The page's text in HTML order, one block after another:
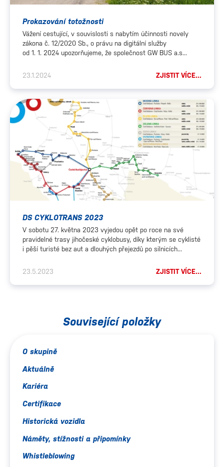
Prokazování totožnosti
Vážení cestující, v souvislosti s nabytím účinnosti novely
zákona č. 12/2020 Sb., o právu na digitální služby
od 1. 1. 2024 upozorňujeme, že společnost GW BUS a.s...
23.1.2024 ZJISTIT VÍCE...
DS CYKLOTRANS 2023
V sobotu 27. května 2023 vyjedou opět po roce na své
pravidelné trasy jihočeské cyklobusy, díky kterým se cyklisté
i pěší turisté bez aut a dlouhých přejezdů po silnicích...
23.5.2023 ZJISTIT VÍCE...
Související položky
O skupině
Aktuálně
Kariéra
Certifikace
Historická vozidla
Náměty, stížnosti a připomínky
Whistleblowing